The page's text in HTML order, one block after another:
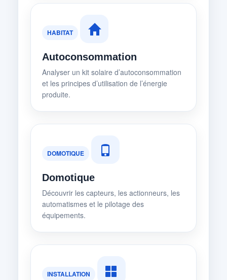
HABITAT
Autoconsommation
Analyser un kit solaire d’autoconsommation
et les principes d’utilisation de l’énergie
produite.
DOMOTIQUE
Domotique
Découvrir les capteurs, les actionneurs, les
automatismes et le pilotage des
équipements.
INSTALLATION